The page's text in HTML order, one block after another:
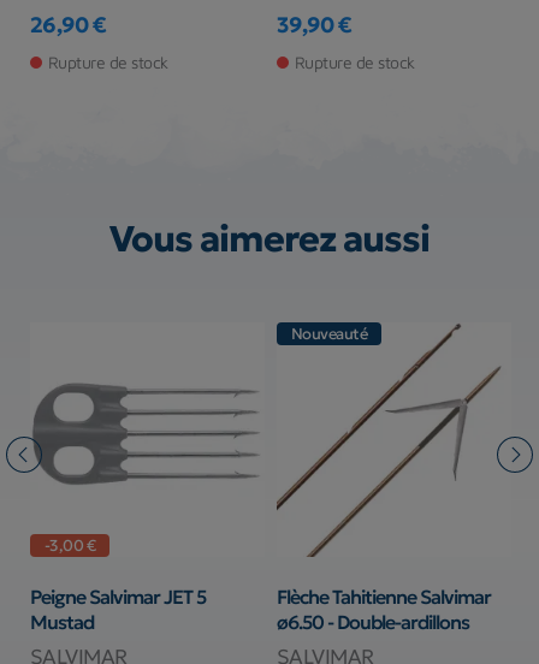
Prix
26,90 €
Rupture de stock
Prix
39,90 €
Rupture de stock
Vous aimerez aussi
-3,00 €
Peigne Salvimar JET 5
Mustad
SALVIMAR
Nouveauté
Flèche Tahitienne Salvimar
ø6.50 - Double-ardillons
SALVIMAR